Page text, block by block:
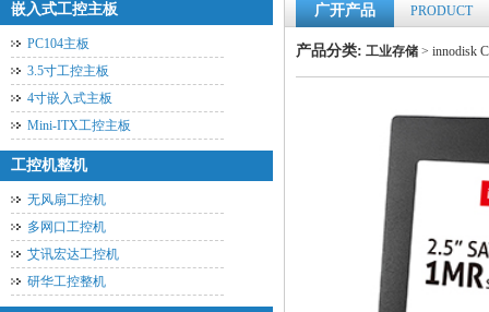
嵌入式工控主板
PC104主板
3.5寸工控主板
4寸嵌入式主板
Mini-ITX工控主板
工控机整机
无风扇工控机
多网口工控机
艾讯宏达工控机
研华工控整机
广开产品 PRODUCT
产品分类: 工业存储 > innodisk